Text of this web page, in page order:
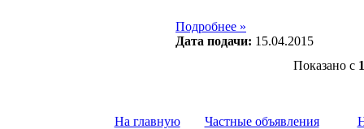
Подробнее »
Дата подачи: 15.04.2015
Показано с 1
На главную Частные объявления